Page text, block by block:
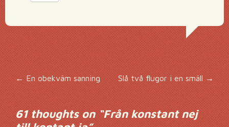
Inläggsnavigering
←En obekväm sanning Slå två flugor i en smäll →
61 thoughts on “Från konstant nej